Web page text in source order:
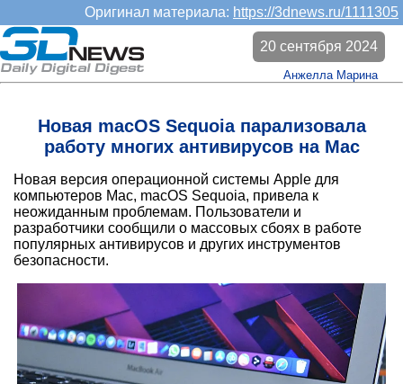
Оригинал материала: https://3dnews.ru/1111305
Новая macOS Sequoia парализовала
работу многих антивирусов на Mac
20 сентября 2024
Анжелла Марина
Новая версия операционной системы Apple для
компьютеров Mac, macOS Sequoia, привела к
неожиданным проблемам. Пользователи и
разработчики сообщили о массовых сбоях в работе
популярных антивирусов и других инструментов
безопасности.